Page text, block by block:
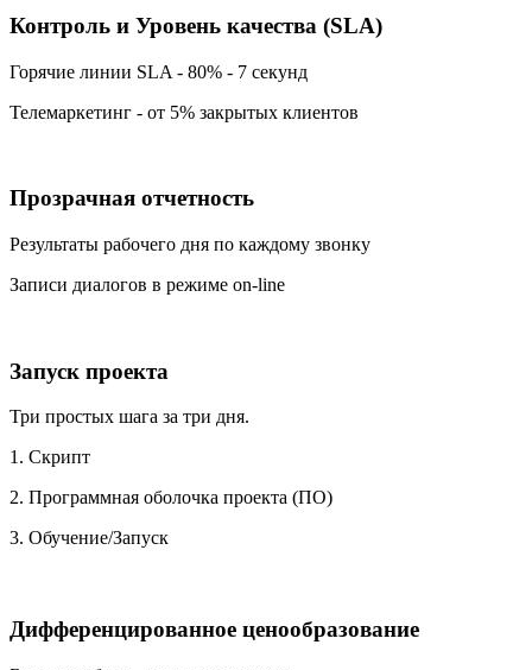
Контроль и Уровень качества (SLA)
Горячие линии SLA - 80% - 7 секунд
Телемаркетинг - от 5% закрытых клиентов
Прозрачная отчетность
Результаты рабочего дня по каждому звонку
Записи диалогов в режиме on-line
Запуск проекта
Три простых шага за три дня.
1. Скрипт
2. Программная оболочка проекта (ПО)
3. Обучение/Запуск
Дифференцированное ценообразование